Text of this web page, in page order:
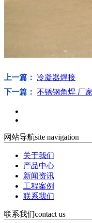
上一篇： 冷凝器焊接
下一篇： 不锈钢角焊 厂家
网站导航site navigation
关于我们
产品中心
新闻资讯
工程案例
联系我们
联系我们contact us